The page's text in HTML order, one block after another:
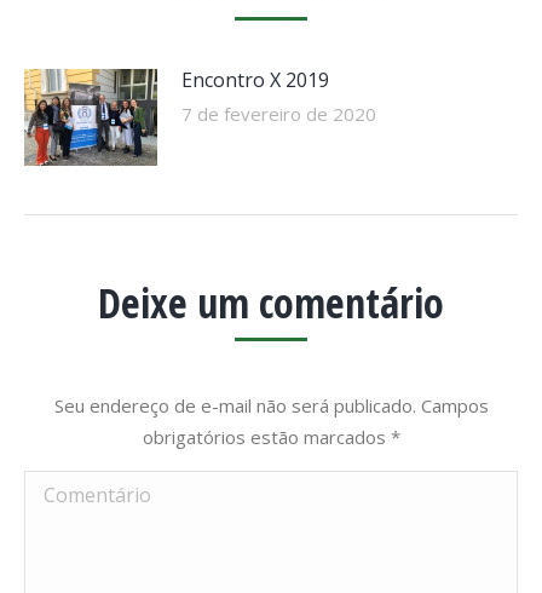
Encontro X 2019
7 de fevereiro de 2020
Deixe um comentário
Seu endereço de e-mail não será publicado. Campos
obrigatórios estão marcados *
Comentário